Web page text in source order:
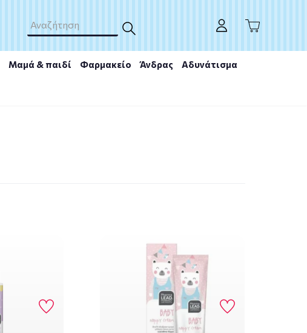
Μαμά & παιδί Φαρμακείο Άνδρας Αδυνάτισμα